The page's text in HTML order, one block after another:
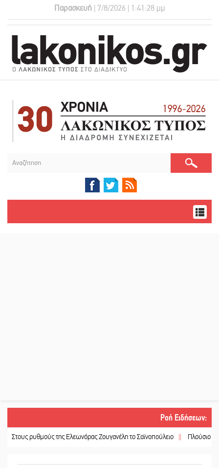
Παρασκευή | 7/8/2026 | 1:41:28 μμ
Ροή Ειδήσεων:
ρυθμούς της Ελεωνόρας Ζουγανέλη το Σαϊνοπούλειο || Πλούσιο